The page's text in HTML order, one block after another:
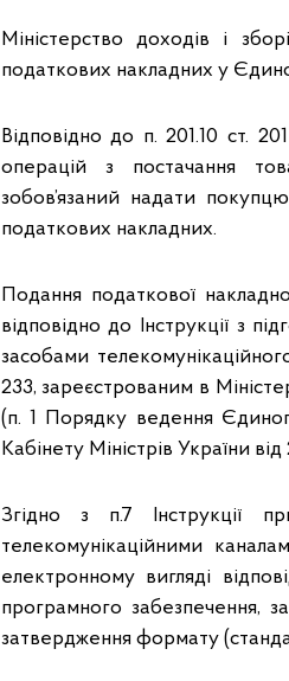
Міністерство доходів і
податкових накладних у
Відповідно до п. 201.10 ст.
операцій з постачання
зобов’язаний надати
податкових накладних.
Подання податкової
відповідно до Інструкції з
засобами
233, зареєстрованим в
(п. 1 Порядку ведення
Кабінету Міністрів України
Згідно з п.7 Інструкції
телекомунікаційними
електронному вигляді
програмного
затвердження формату